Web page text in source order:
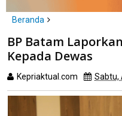
Beranda
BP Batam Laporkan
BP Batam
Kepada Dewas
Kepriaktual.com Sabtu,